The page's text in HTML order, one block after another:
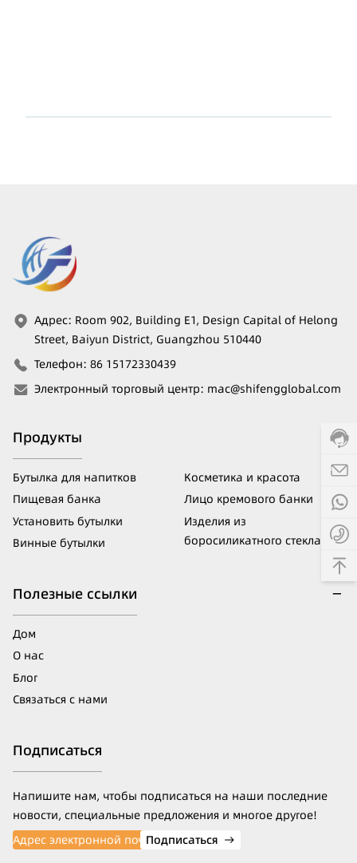
Адрес: Room 902, Building E1, Design Capital of Helong
Street, Baiyun District, Guangzhou 510440
Телефон: 86 15172330439
Электронный торговый центр: mac@shifengglobal.com
Продукты
Бутылка для напитков
Пищевая банка
Установить бутылки
Винные бутылки
Косметика и красота
Лицо кремового банки
Изделия из
боросиликатного стекла
Полезные ссылки
Дом
О нас
Блог
Связаться с нами
Подписаться
Напишите нам, чтобы подписаться на наши последние
новости, специальные предложения и многое другое!
Подписаться →